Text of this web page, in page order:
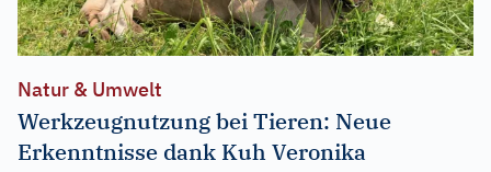
Natur & Umwelt
Werkzeugnutzung bei Tieren: Neue
Erkenntnisse dank Kuh Veronika